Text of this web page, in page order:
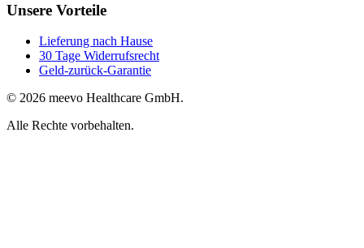
Unsere Vorteile
Lieferung nach Hause
30 Tage Widerrufsrecht
Geld-zurück-Garantie
© 2026 meevo Healthcare GmbH.
Alle Rechte vorbehalten.